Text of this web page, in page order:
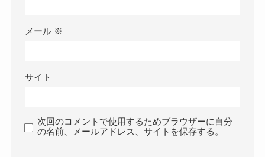
メール ※
サイト
次回のコメントで使用するためブラウザーに自分
の名前、メールアドレス、サイトを保存する。